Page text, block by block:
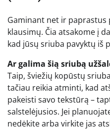
Gaminant net ir paprastus
klausimų. Čia atsakome į
kad jūsų sriuba pavyktų iš
Ar galima šią sriubą
Taip, šviežių kopūstų
tačiau reikia atminti, kad
pakeisti savo tekstūrą –
salstelėjusios. Jei
nedėkite arba virkite jas